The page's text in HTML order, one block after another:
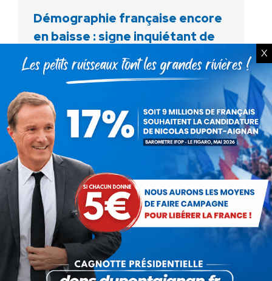
Démographie française encore
en baisse : signe inquiétant de
perte de confiance des familles
Actualités ParCécile Bayle de Jessé
19 janvier 2019
Pour la 4ème année consécutive, le bilan
démographique que vient de publier l’INSEE
accuse une baisse du nombre d’enfants par
femme en France (1,88). Il est né en 2018
près…
X